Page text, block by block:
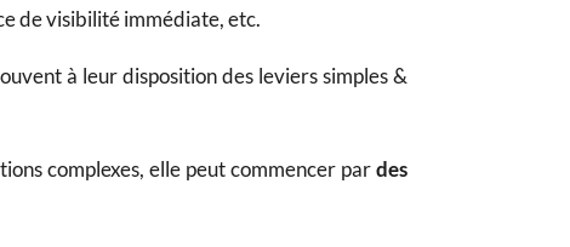
de visibilité immédiate, etc.
à leur disposition des leviers simples &
complexes, elle peut commencer pardes